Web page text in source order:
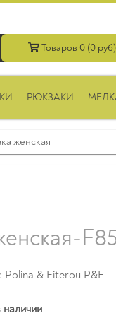
Товаров 0 (0 руб)
РЮКЗАКИ
женская
Polina & Eiterou P&E
наличии